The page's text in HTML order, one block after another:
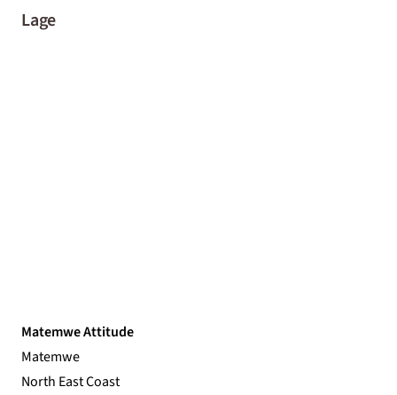
Lage
Matemwe Attitude
Matemwe
North East Coast